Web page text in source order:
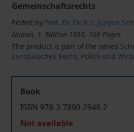
Gemeinschaftsrechts
Edited by Prof. Dr. Dr. h.c. Jürgen
Nomos, 1. Edition 1993, 100 Pages
The product is part of the series
Europäisches Recht, Politik und
Book
ISBN 978-3-7890-2946-2
Not available